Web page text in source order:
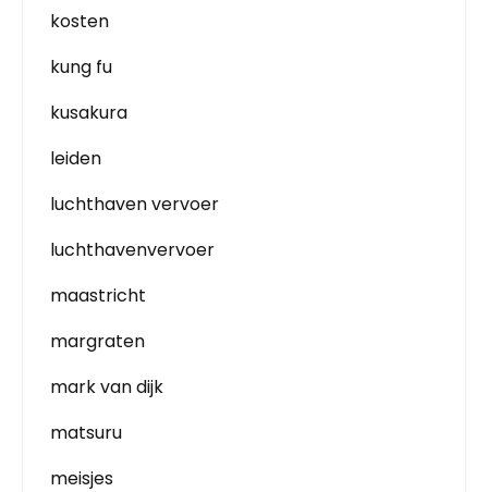
kosten
kung fu
kusakura
leiden
luchthaven vervoer
luchthavenvervoer
maastricht
margraten
mark van dijk
matsuru
meisjes